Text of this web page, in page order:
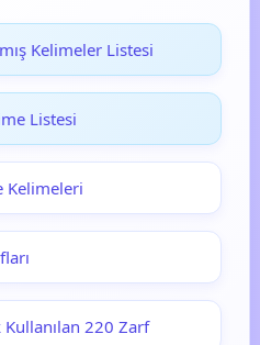
Kelimeler Listesi
Listesi
Kelimeleri
220 Zarf